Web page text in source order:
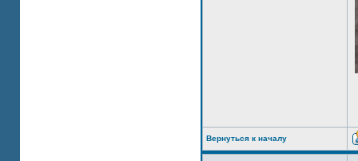
Вернуться к началу